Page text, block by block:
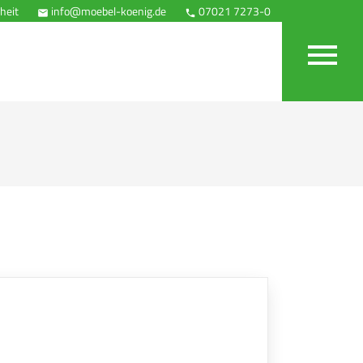
 info@moebel-koenig.de  07021 7273-0